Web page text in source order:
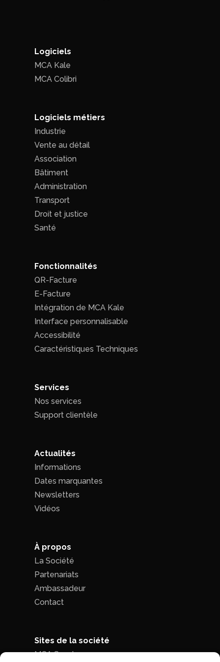
Logiciels
MCA Kale
MCA Colibri
Logiciels métiers
Industrie
Vente au détail
Association
Bâtiment
Administration
Transport
Droit et justice
Santé
Fonctionnalités
QR-Facture
E-Facture
Intégration de MCA Kale
Interface personnalisable
Accessibilité
Caractéristiques Techniques
Services
Nos services
Support clientèle
Actualités
Informations
Dates marquantes
Newsletters
Vidéos
À propos
La Société
Partenariats
Ambassadeur
Contact
Sites de la société
MCA Seed